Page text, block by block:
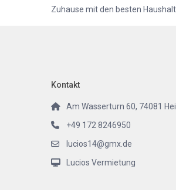
Zuhause mit den besten
Kontakt
Am Wasserturn 60, 74081
+49 172 8246950
lucios14@gmx.de
Lucios Vermietung